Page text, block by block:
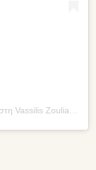
Η δημοσίευση κοινοποιήθηκε από το χρήστη Vassilis Zoulias (@vzoulias)